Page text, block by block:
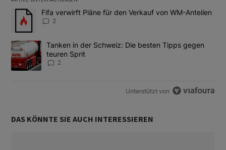
Das Folgende ist eine Liste der am meisten kommentierten
Ein Trendartikel mit dem Titel "Fifa verwirft Pläne für den
Fifa verwirft Pläne für den Verkauf von WM-Anteilen
2
Ein Trendartikel mit dem Titel "Tanken in der Schweiz: Die
Tanken in der Schweiz: Die besten Tipps gegen
teuren Sprit
2
Unterstützt von
DAS KÖNNTE SIE AUCH INTERESSIEREN